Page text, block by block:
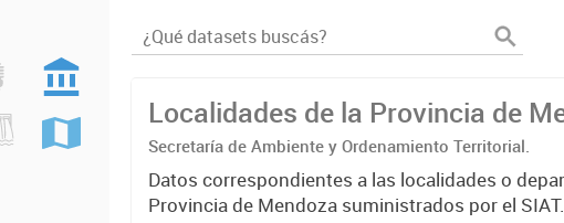
Localidades de la Provincia de
Secretaría de Ambiente y Ordenamiento Territorial.
Datos correspondientes a las localidades o
Provincia de Mendoza suministrados por el